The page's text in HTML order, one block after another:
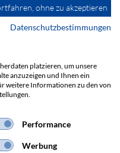
AGB
Versandkosten
ohne zu akzeptieren
Datenschutzbestimmungen
platzieren, um unsere
anzuzeigen und Ihnen ein
weitere Informationen zu den von
Performance
Werbung